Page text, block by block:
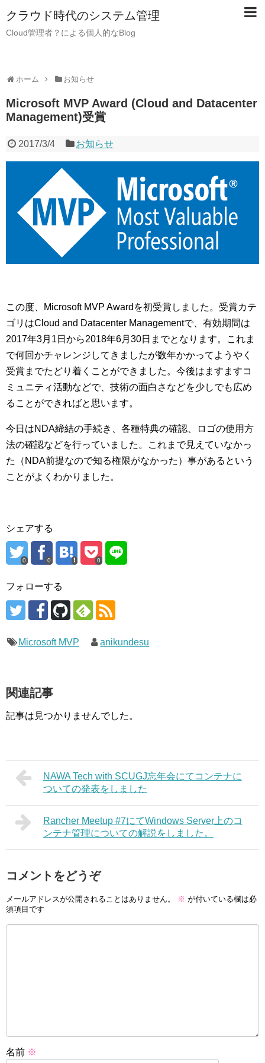
クラウド時代のシステム管理
Cloud管理者？による個人的なBlog
ホーム お知らせ
Microsoft MVP Award (Cloud and Datacenter
Management)受賞
2017/3/4 お知らせ
この度、Microsoft MVP Awardを初受賞しました。受賞カテ
ゴリはCloud and Datacenter Managementで、有効期間は
2017年3月1日から2018年6月30日までとなります。これま
で何回かチャレンジしてきましたが数年かかってようやく
受賞までたどり着くことができました。今後はますますコ
ミュニティ活動などで、技術の面白さなどを少しでも広め
ることができればと思います。
今日はNDA締結の手続き、各種特典の確認、ロゴの使用方
法の確認などを行っていました。これまで見えていなかっ
た（NDA前提なので知る権限がなかった）事があるという
ことがよくわかりました。
シェアする
0 0 0
フォローする
Microsoft MVP anikundesu
関連記事
記事は見つかりませんでした。
NAWA Tech with SCUGJ忘年会にてコンテナに
ついての発表をしました
Rancher Meetup #7にてWindows Server上のコ
ンテナ管理についての解説をしました。
コメントをどうぞ
メールアドレスが公開されることはありません。 ※ が付いている欄は必
須項目です
名前 ※